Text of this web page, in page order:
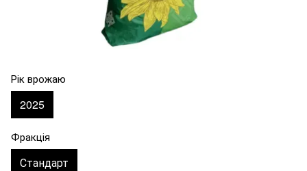
Рік врожаю
2025
Фракція
Стандарт